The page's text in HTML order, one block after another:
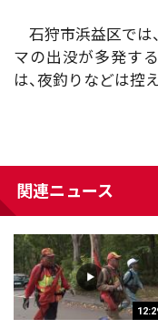
石狩市浜益区では
マの出没が多発す
は、夜釣りなどは控
関連ニュース